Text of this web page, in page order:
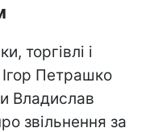
торгівлі і
Ігор Петрашко
Владислав
звільнення за